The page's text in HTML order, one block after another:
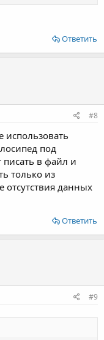
Ответить
#8
под
писать в файл и
только из
отсутствия данных
Ответить
#9